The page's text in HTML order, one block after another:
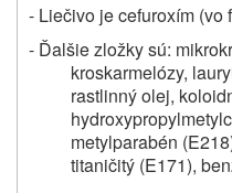
- Liečivo jecefuroxím (vo
- Ďalšie zložky sú:
kroskarmelózy,
rastlinný olej,
metylparabén
titaničitý (E171),